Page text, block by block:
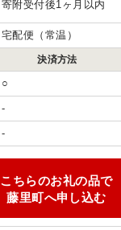
寄附受付後1ヶ月以内
宅配便（常温）
決済方法
○
-
-
こちらのお礼の品で
藤里町へ申し込む